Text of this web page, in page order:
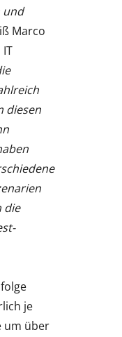
und
Marco
diesen
die
je
um über